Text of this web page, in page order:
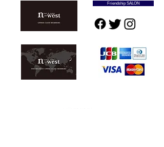
Friendship SALON